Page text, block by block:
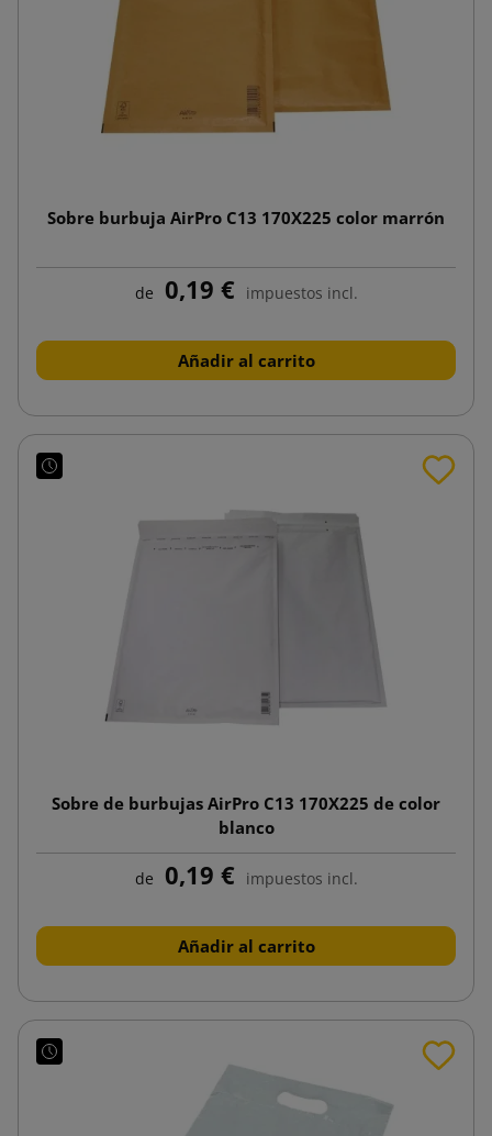
Sobre burbuja AirPro C13 170X225 color marrón
de 0,19 € impuestos incl.
Añadir al carrito
Sobre de burbujas AirPro C13 170X225 de color
blanco
de 0,19 € impuestos incl.
Añadir al carrito